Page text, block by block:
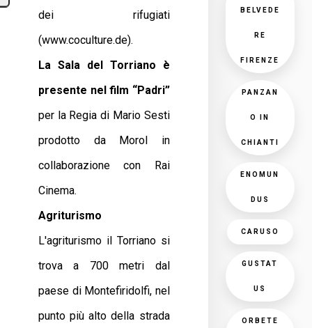
dei rifugiati
(www.coculture.de).
La Sala del Torriano è
presente nel film “Padri”
per la Regia di Mario Sesti
prodotto da Morol in
collaborazione con Rai
Cinema.
Agriturismo
L'agriturismo il Torriano si
trova a 700 metri dal
paese di Montefiridolfi, nel
punto più alto della strada
BELVEDE
RE
FIRENZE
PANZAN
O IN
CHIANTI
ENOMUN
DUS
CARUSO
GUSTAT
US
ORBETE